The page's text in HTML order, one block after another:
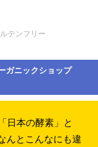
テンフリー
ガニックショップ
「日本の酵素」と
んとこんなにも違